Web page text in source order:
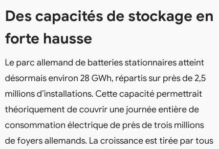
Des capacités de stockage en
forte hausse
Le parc allemand de batteries stationnaires atteint
désormais environ 28 GWh, répartis sur près de 2,5
millions d’installations. Cette capacité permettrait
théoriquement de couvrir une journée entière de
consommation électrique de près de trois millions
de foyers allemands. La croissance est tirée par tous